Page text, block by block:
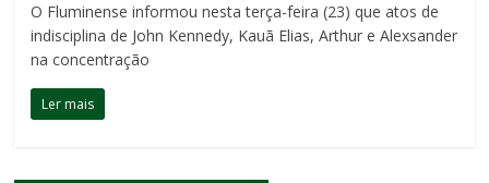
O Fluminense informou nesta terça-feira (23) que atos de
indisciplina de John Kennedy, Kauã Elias, Arthur e Alexsander
na concentração
Ler mais